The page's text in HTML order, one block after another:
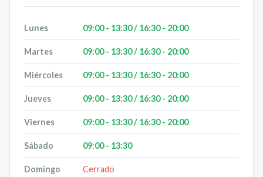
Lunes 09:00 - 13:30 / 16:30 - 20:00
Martes 09:00 - 13:30 / 16:30 - 20:00
Miércoles 09:00 - 13:30 / 16:30 - 20:00
Jueves 09:00 - 13:30 / 16:30 - 20:00
Viernes 09:00 - 13:30 / 16:30 - 20:00
Sábado 09:00 - 13:30
Domingo Cerrado